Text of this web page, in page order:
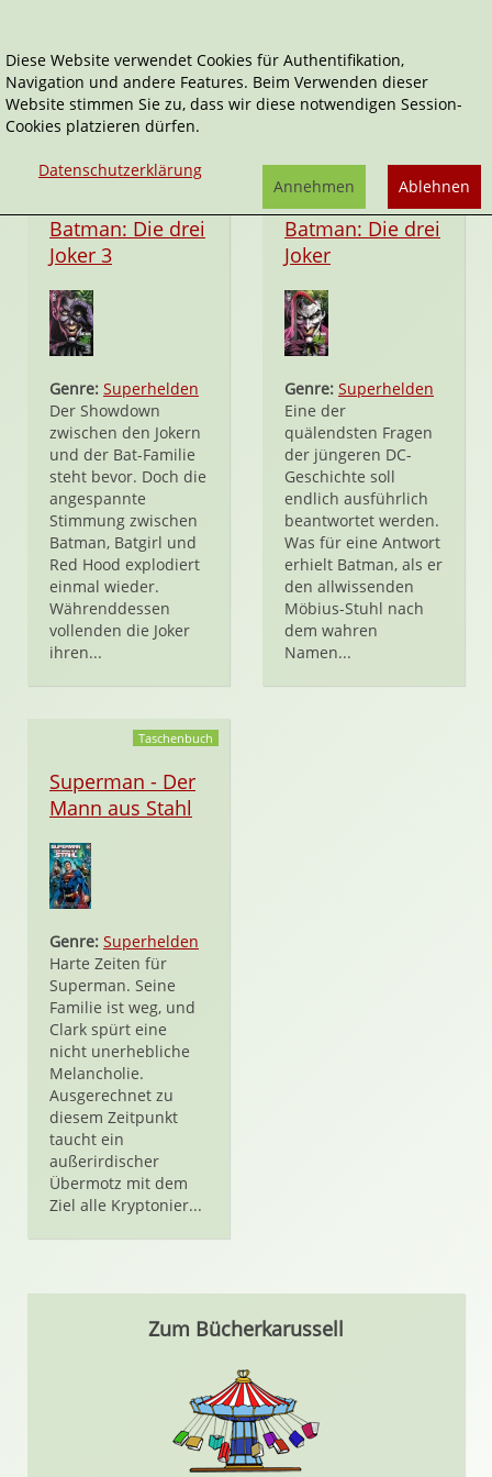
Jason Fabok
Batman: Die drei
Joker 3
Genre: Superhelden
Der Showdown
zwischen den Jokern
und der Bat-Familie
steht bevor. Doch die
angespannte
Stimmung zwischen
Batman, Batgirl und
Red Hood explodiert
einmal wieder.
Währenddessen
vollenden die Joker
ihren...
Hardcover
Batman: Die drei
Joker
Genre: Superhelden
Eine der
quälendsten Fragen
der jüngeren DC-
Geschichte soll
endlich ausführlich
beantwortet werden.
Was für eine Antwort
erhielt Batman, als er
den allwissenden
Möbius-Stuhl nach
dem wahren
Namen...
Taschenbuch
Superman - Der
Mann aus Stahl
Genre: Superhelden
Harte Zeiten für
Superman. Seine
Familie ist weg, und
Clark spürt eine
nicht unerhebliche
Melancholie.
Ausgerechnet zu
diesem Zeitpunkt
taucht ein
außerirdischer
Übermotz mit dem
Ziel alle Kryptonier...
Zum Bücherkarussell
Diese Website verwendet Cookies für Authentifikation,
Navigation und andere Features. Beim Verwenden dieser
Website stimmen Sie zu, dass wir diese notwendigen Session-
Cookies platzieren dürfen.
Datenschutzerklärung
Ablehnen
Annehmen